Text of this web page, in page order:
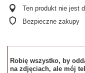
Ten produkt nie jest
Bezpieczne zakupy
Robię wszystko, by
na zdjęciach, ale mój